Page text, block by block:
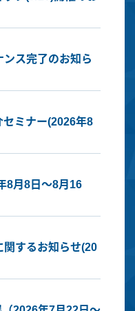
ス完了のお知ら
ミナー(2026年8
8月8日～8月16
関するお知らせ(20